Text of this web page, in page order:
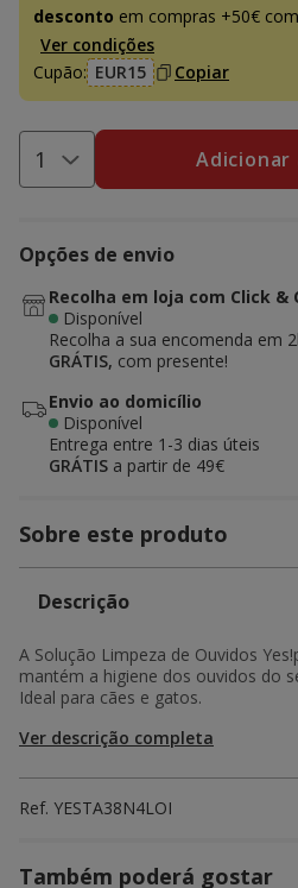
desconto em compras +50€
Ver condições
Cupão: EUR15 Copiar
Adicionar
Opções de envio
Recolha em loja com Click &
Disponível
Recolha a sua encomenda em
GRÁTIS, com presente!
Envio ao domicílio
Disponível
Entrega entre 1-3 dias úteis
GRÁTIS a partir de 49€
Sobre este produto
Descrição
A Solução Limpeza de Ouvidos
mantém a higiene dos ouvidos do
Ideal para cães e gatos.
Ver descrição completa
Ref. YESTA38N4LOI
Também poderá gostar